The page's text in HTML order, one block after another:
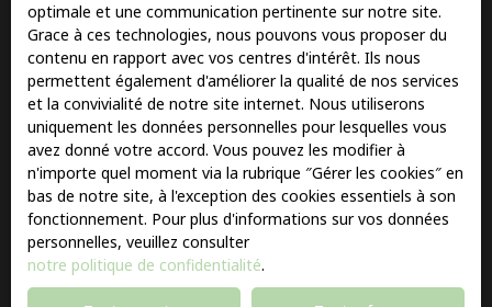
Propulsé par
+33 1 78 86 81 85
64 RUE DE PARIS
viarmes
optimale et une communication pertinente sur notre site.
Grace à ces technologies, nous pouvons vous proposer du
contenu en rapport avec vos centres d'intérêt. Ils nous
permettent également d'améliorer la qualité de nos services
et la convivialité de notre site internet. Nous utiliserons
uniquement les données personnelles pour lesquelles vous
avez donné votre accord. Vous pouvez les modifier à
n'importe quel moment via la rubrique ″Gérer les cookies″ en
bas de notre site, à l'exception des cookies essentiels à son
fonctionnement. Pour plus d'informations sur vos données
personnelles, veuillez consulter
notre politique de confidentialité.